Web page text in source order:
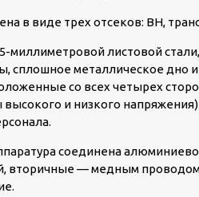
в виде трех отсеков: ВН,
миллиметровой листовой
сплошное металлическое
со всех четырех
высокого и низкого
соединена
вторичные — медным